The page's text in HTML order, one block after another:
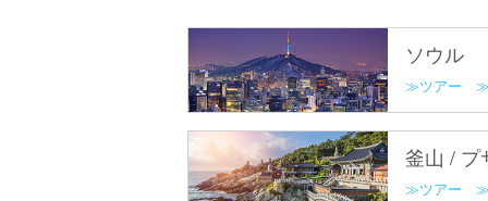
ソウル
ツアー
釜山 / プ
ツアー